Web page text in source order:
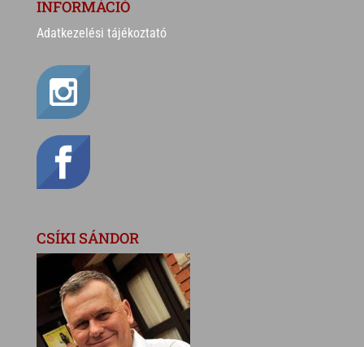
INFORMÁCIÓ
Adatkezelési tájékoztató
CSÍKI SÁNDOR